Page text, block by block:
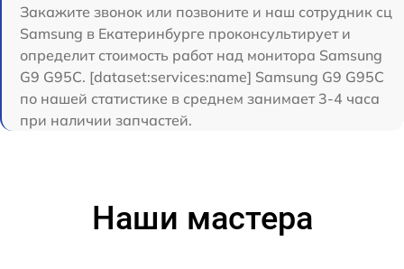
Закажите звонок или позвоните и наш сотрудник сц
Samsung в Екатеринбурге проконсультирует и
определит стоимость работ над монитора Samsung
G9 G95C. [dataset:services:name] Samsung G9 G95C
по нашей статистике в среднем занимает 3-4 часа
при наличии запчастей.
Наши мастера